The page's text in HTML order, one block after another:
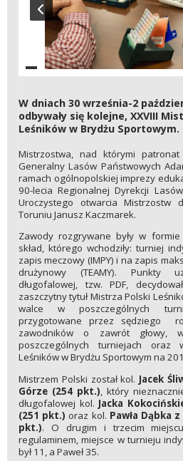
W dniach 30 września-2
odbywały się kolejne, XXVIII
Leśników w Brydżu Sportowym.
Mistrzostwa, nad którymi
Generalny Lasów Państwowych
ramach ogólnopolskiej imprezy
90-lecia Regionalnej Dyrekcji
Uroczystego otwarcia Mistrzostw
Toruniu Janusz Kaczmarek.
Zawody rozgrywane były w
skład, którego wchodziły: turniej
zapis meczowy (IMPY) i na zapis
drużynowy (TEAMY). Punkty
długofalowej, tzw. PDF,
zaszczytny tytuł Mistrza Polski
walce w poszczególnych
przygotowane przez sędziego
zawodników o zawrót głowy,
poszczególnych turniejach oraz
Leśników w Brydżu Sportowym na
Mistrzem Polski został kol. Jacek
Górze (254 pkt.), który
długofalowej kol. Jacka
(251 pkt.)oraz kol. Pawła Dąbka
pkt.). O drugim i trzecim
regulaminem, miejsce w turnieju
był 11, a Paweł 35.